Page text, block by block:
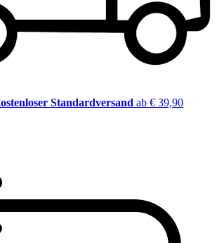
Standardversand ab € 39,90